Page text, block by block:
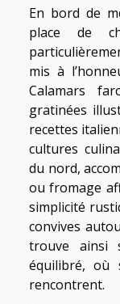
En bord de
place de
mis à
Calamars
gratinées
recettes
cultures
du nord,
ou fromage
simplicité
convives
trouve ainsi
équilibré, où
rencontrent.